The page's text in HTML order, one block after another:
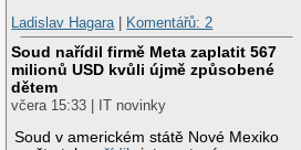
Ladislav Hagara| Komentářů: 2
Soud nařídil firmě Meta zaplatit 567
milionů USD kvůli újmě způsobené
dětem
včera 15:33 | IT novinky
Soud v americkém státě Nové Mexiko